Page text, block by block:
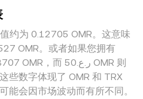
TRX/OMR 的 conversion
沿着曲线滑动，进而影响与法
rate。综合而言，现货
，以及 AMM 池中的边际定价共
rate 的生成机制。
更有限，可能形成流动性折价
不直接提供 TRX/OMR 现货撮
OMR 的链式报价间接生
的轻微溢价或贴水会传导至最终
跨平台套利能在一定程度上
认、费率、风控与法币通道效
短期内仍可能存在可观察的价
约为 0.12705 OMR。这意味
OMR。或者如果您拥有
些数字体现了 OMR 和 TRX
能会因市场波动而有所不同。